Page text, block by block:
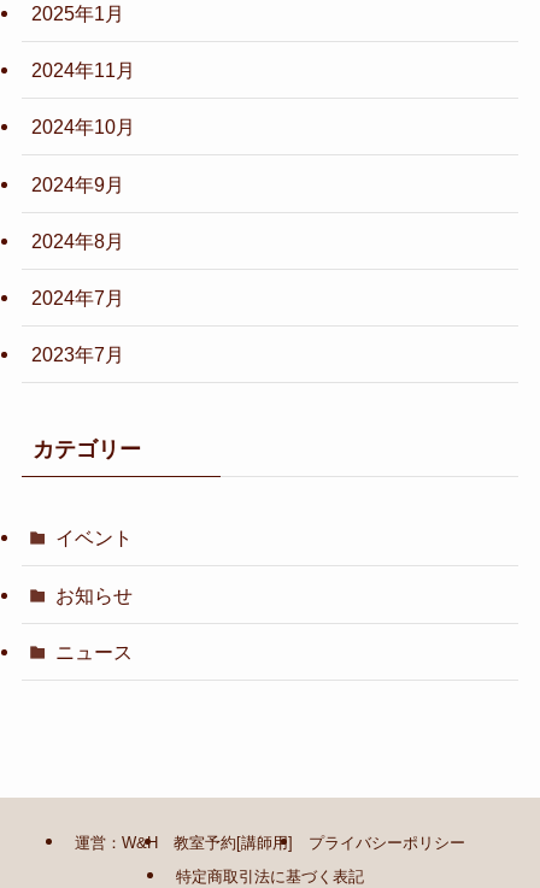
2025年1月
2024年11月
2024年10月
2024年9月
2024年8月
2024年7月
2023年7月
カテゴリー
イベント
お知らせ
ニュース
運営：W&H 教室予約[講師用]
プライバシーポリシー
特定商取引法に基づく表記